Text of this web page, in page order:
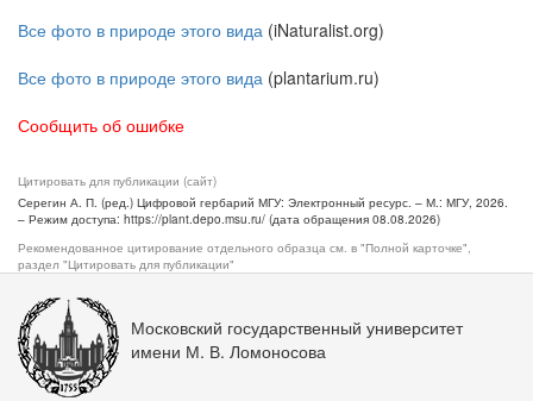
Все фото в природе этого вида (iNaturalist.org)
Все фото в природе этого вида (plantarium.ru)
Сообщить об ошибке
Цитировать для публикации (сайт)
Серегин А. П. (ред.) Цифровой гербарий МГУ: Электронный ресурс. – М.: МГУ, 2026.
– Режим доступа: https://plant.depo.msu.ru/ (дата обращения 08.08.2026)
Рекомендованное цитирование отдельного образца см. в "Полной карточке",
раздел "Цитировать для публикации"
Московский государственный университет
имени М. В. Ломоносова